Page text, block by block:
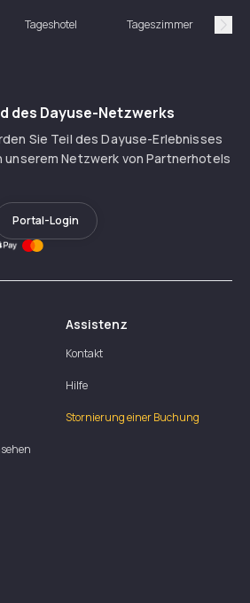
Tageshotel Tageszimmer
des Dayuse-Netzwerks
Sie Teil des Dayuse-Erlebnisses
unserem Netzwerk von Partnerhotels
Portal-Login
Assistenz
Kontakt
Hilfe
Stornierung einer Buchung